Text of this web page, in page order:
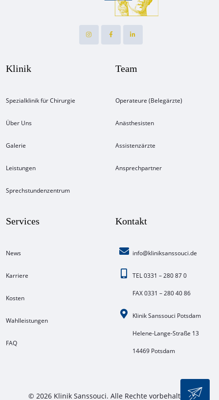
Klinik
Spezialklinik für Chirurgie
Über Uns
Galerie
Leistungen
Sprechstundenzentrum
Team
Operateure (Belegärzte)
Anästhesisten
Assistenzärzte
Ansprechpartner
Services
News
Karriere
Kosten
Wahlleistungen
FAQ
Kontakt
info@kliniksanssouci.de
TEL 0331 – 280 87 0
FAX 0331 – 280 40 86
Klinik Sanssouci Potsdam
Helene-Lange-Straße 13
14469 Potsdam
© 2026 Klinik Sanssouci. Alle Rechte vorbehalten.